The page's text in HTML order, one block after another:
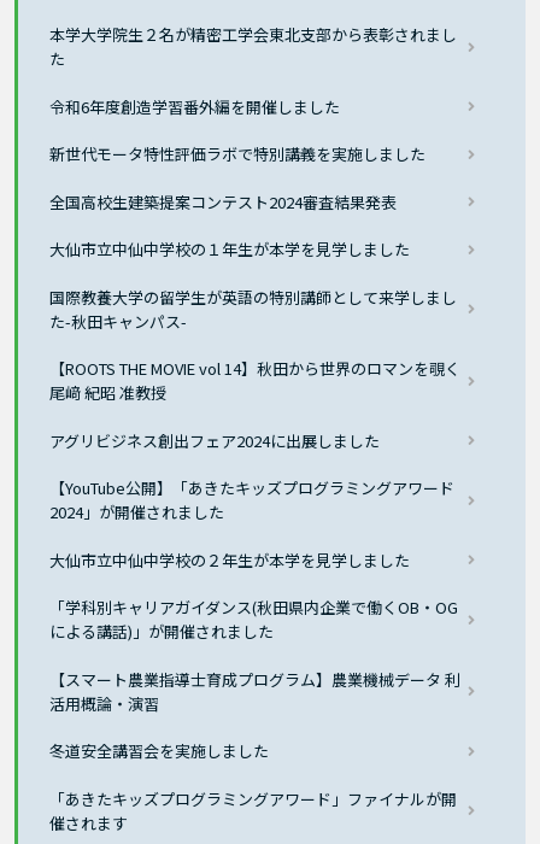
本学大学院生２名が精密工学会東北支部から表彰されまし
た
令和6年度創造学習番外編を開催しました
新世代モータ特性評価ラボで特別講義を実施しました
全国高校生建築提案コンテスト2024審査結果発表
大仙市立中仙中学校の１年生が本学を見学しました
国際教養大学の留学生が英語の特別講師として来学しまし
た-秋田キャンパス-
【ROOTS THE MOVIE vol 14】秋田から世界のロマンを覗く
尾﨑 紀昭 准教授
アグリビジネス創出フェア2024に出展しました
【YouTube公開】「あきたキッズプログラミングアワード
2024」が開催されました
大仙市立中仙中学校の２年生が本学を見学しました
「学科別キャリアガイダンス(秋田県内企業で働くOB・OG
による講話)」が開催されました
【スマート農業指導士育成プログラム】農業機械データ 利
活用概論・演習
冬道安全講習会を実施しました
「あきたキッズプログラミングアワード」ファイナルが開
催されます